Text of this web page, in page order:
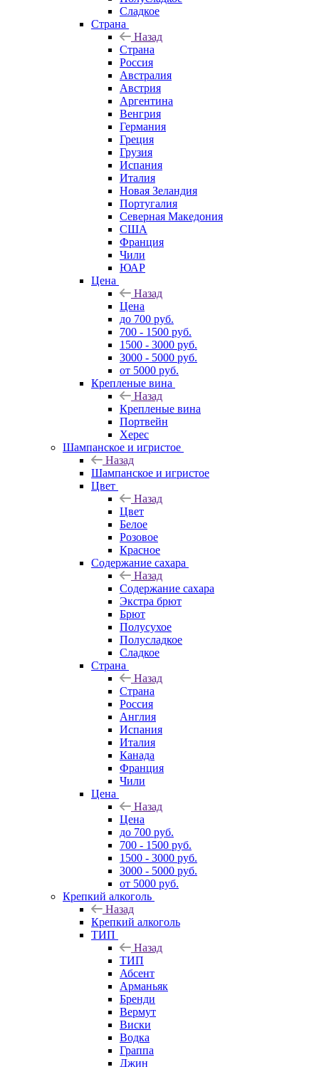
Сладкое
Страна
Назад
Страна
Россия
Австралия
Австрия
Аргентина
Венгрия
Германия
Греция
Грузия
Испания
Италия
Новая Зеландия
Португалия
Северная Македония
США
Франция
Чили
ЮАР
Цена
Назад
Цена
до 700 руб.
700 - 1500 руб.
1500 - 3000 руб.
3000 - 5000 руб.
от 5000 руб.
Крепленые вина
Назад
Крепленые вина
Портвейн
Херес
Шампанское и игристое
Назад
Шампанское и игристое
Цвет
Назад
Цвет
Белое
Розовое
Красное
Содержание сахара
Назад
Содержание сахара
Экстра брют
Брют
Полусухое
Полусладкое
Сладкое
Страна
Назад
Страна
Россия
Англия
Испания
Италия
Канада
Франция
Чили
Цена
Назад
Цена
до 700 руб.
700 - 1500 руб.
1500 - 3000 руб.
3000 - 5000 руб.
от 5000 руб.
Крепкий алкоголь
Назад
Крепкий алкоголь
ТИП
Назад
ТИП
Абсент
Арманьяк
Бренди
Вермут
Виски
Водка
Граппа
Джин